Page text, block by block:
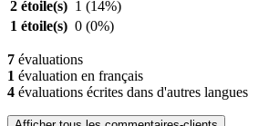
2 étoile(s) 1 (14%)
1 étoile(s) 0 (0%)
7 évaluations
1 évaluation en français
4 évaluations écrites dans d'autres langues